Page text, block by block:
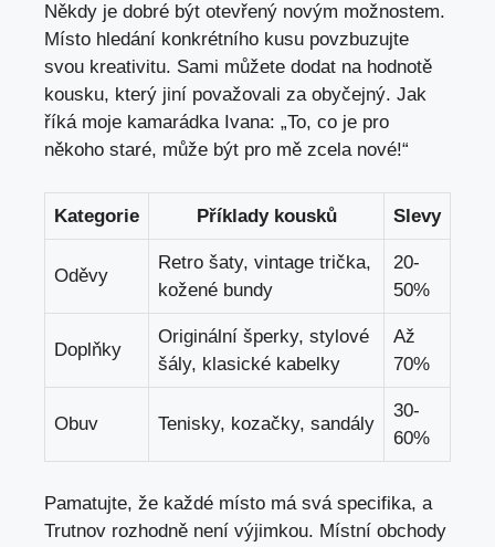
Někdy⁤ je dobré být otevřený novým možnostem.
Místo hledání konkrétního kusu povzbuzujte
svou kreativitu. Sami můžete dodat ‍na hodnotě
kousku,‍ který ⁣jiní ⁢považovali za⁢ obyčejný. Jak
říká moje kamarádka Ivana: „To, co je pro
⁤někoho staré, může ⁢být pro mě⁤ zcela nové!“ ‍
Kategorie Příklady⁣ kousků Slevy
Oděvy
Retro šaty, vintage trička,​
kožené ⁣bundy
20-
50%
Doplňky
Originální ‌šperky,⁤ stylové
šály, klasické ​kabelky
Až
70%
Obuv Tenisky, kozačky, sandály
30-
60%
Pamatujte,⁣ že každé místo má​ svá specifika, ‍a
Trutnov rozhodně​ není výjimkou. Místní obchody